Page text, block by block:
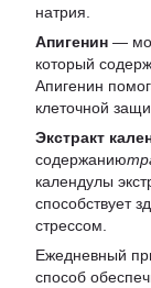
натрия.
Апигенин —
который
Апигенин
клеточной
Экстракт
содержанию
календулы
способствует
стрессом.
Ежедневный
способ